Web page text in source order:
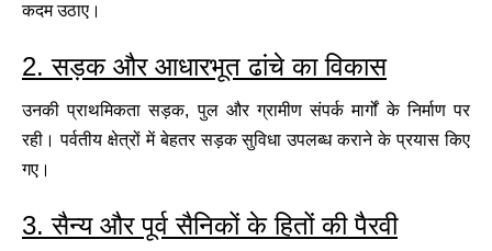
कदम उठाए।
2. सड़क और आधारभूत ढांचे का विकास
उनकी प्राथमिकता सड़क, पुल और ग्रामीण संपर्क मार्गों के निर्माण पर
रही। पर्वतीय क्षेत्रों में बेहतर सड़क सुविधा उपलब्ध कराने के प्रयास किए
गए।
3. सैन्य और पूर्व सैनिकों के हितों की पैरवी